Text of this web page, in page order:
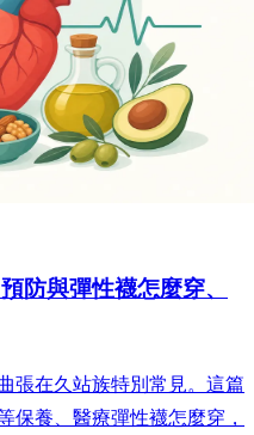
防與彈性襪怎麼穿、
張在久站族特別常見。這篇
保養、醫療彈性襪怎麼穿，